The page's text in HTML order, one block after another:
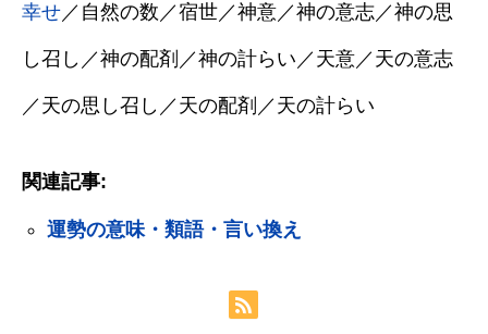
幸せ／自然の数／宿世／神意／神の意志／神の思
し召し／神の配剤／神の計らい／天意／天の意志
／天の思し召し／天の配剤／天の計らい
関連記事:
運勢の意味・類語・言い換え